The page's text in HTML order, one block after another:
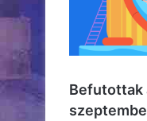
Befutottak